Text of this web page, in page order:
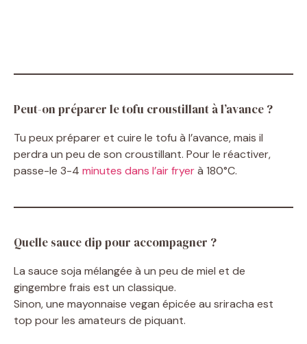
Peut-on préparer le tofu croustillant à l’avance ?
Tu peux préparer et cuire le tofu à l’avance, mais il
perdra un peu de son croustillant. Pour le réactiver,
passe-le 3-4 minutes dans l’air fryerà 180°C.
Quelle sauce dip pour accompagner ?
La sauce soja mélangée à un peu de miel et de
gingembre frais est un classique.
Sinon, une mayonnaise vegan épicée au sriracha est
top pour les amateurs de piquant.